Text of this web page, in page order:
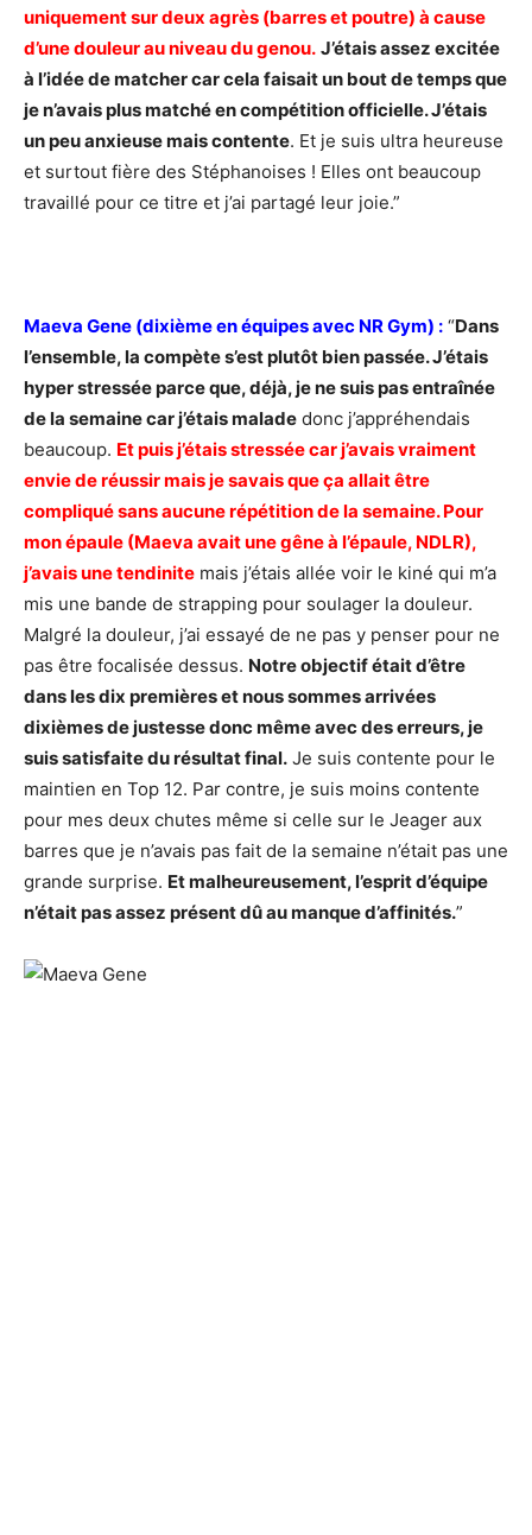
uniquement sur deux agrès (barres et poutre) à cause
d’une douleur au niveau du genou. J’étais assez excitée
à l’idée de matcher car cela faisait un bout de temps que
je n’avais plus matché en compétition officielle. J’étais
un peu anxieuse mais contente. Et je suis ultra heureuse
et surtout fière des Stéphanoises ! Elles ont beaucoup
travaillé pour ce titre et j’ai partagé leur joie.”
Maeva Gene (dixième en équipes avec NR Gym) : “Dans
l’ensemble, la compète s’est plutôt bien passée. J’étais
hyper stressée parce que, déjà, je ne suis pas entraînée
de la semaine car j’étais malade donc j’appréhendais
beaucoup. Et puis j’étais stressée car j’avais vraiment
envie de réussir mais je savais que ça allait être
compliqué sans aucune répétition de la semaine. Pour
mon épaule (Maeva avait une gêne à l’épaule, NDLR),
j’avais une tendinite mais j’étais allée voir le kiné qui m’a
mis une bande de strapping pour soulager la douleur.
Malgré la douleur, j’ai essayé de ne pas y penser pour ne
pas être focalisée dessus. Notre objectif était d’être
dans les dix premières et nous sommes arrivées
dixièmes de justesse donc même avec des erreurs, je
suis satisfaite du résultat final. Je suis contente pour le
maintien en Top 12. Par contre, je suis moins contente
pour mes deux chutes même si celle sur le Jeager aux
barres que je n’avais pas fait de la semaine n’était pas une
grande surprise. Et malheureusement, l’esprit d’équipe
n’était pas assez présent dû au manque d’affinités.”